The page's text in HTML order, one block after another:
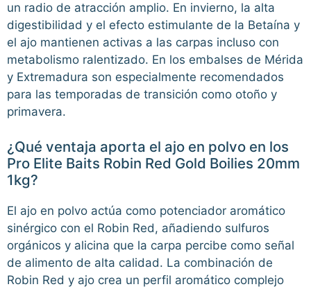
un radio de atracción amplio. En invierno, la alta
digestibilidad y el efecto estimulante de la Betaína y
el ajo mantienen activas a las carpas incluso con
metabolismo ralentizado. En los embalses de Mérida
y Extremadura son especialmente recomendados
para las temporadas de transición como otoño y
primavera.
¿Qué ventaja aporta el ajo en polvo en los
Pro Elite Baits Robin Red Gold Boilies 20mm
1kg?
El ajo en polvo actúa como potenciador aromático
sinérgico con el Robin Red, añadiendo sulfuros
orgánicos y alicina que la carpa percibe como señal
de alimento de alta calidad. La combinación de
Robin Red y ajo crea un perfil aromático complejo